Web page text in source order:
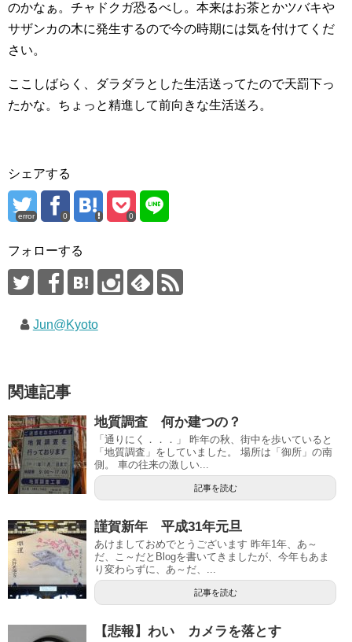
のかなぁ。チャドクガ恐るべし。本来はお茶とかツバキや
サザンカの木に発生するので今の時期には気を付けてくだ
さい。
ここしばらく、ダラダラとした生活送ってたので天罰下っ
たかな。ちょっと精進して前向きな生活送ろ。
シェアする
error 0 0
フォローする
Jun@Kyoto
関連記事
地質調査 何か建つの？
「通りにく．．．」 昨年の秋、街中を歩いていると
「地質調査」をしていました。 場所は「御所」の南
側。 車の往来の激しい...
記事を読む
謹賀新年 平成31年元旦
あけましておめでとうございます 昨年1年、あ～
だ、こ～だとBlogを書いてきましたが、今年もあま
り変わらずに、あ～だ、...
記事を読む
【悲報】わい カメラを落とす